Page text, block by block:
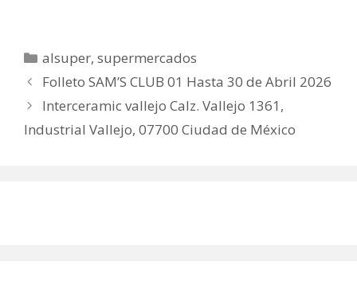
Categorías
alsuper,supermercados
Folleto SAM’S CLUB 01 Hasta 30 de Abril 2026
Interceramic vallejo Calz. Vallejo 1361,
Industrial Vallejo, 07700 Ciudad de México